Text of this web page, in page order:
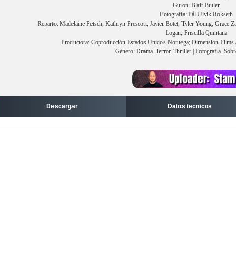
Guion: Blair Butler
Fotografía: Pål Ulvik Rokseth
Reparto: Madelaine Petsch, Kathryn Prescott, Javier Botet, Tyler Young, Grace
Logan, Priscilla Quintana
Productora: Coproducción Estados Unidos-Noruega; Dimension
Género: Drama. Terror. Thriller | Fotografía.
Descargar Datos tecnicos